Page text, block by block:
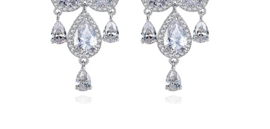
0 Lei - 100 Lei
100 Lei - 200 Lei
200 Lei - 300 Lei
300 Lei - 500 Lei
500 Lei - 1000 Lei